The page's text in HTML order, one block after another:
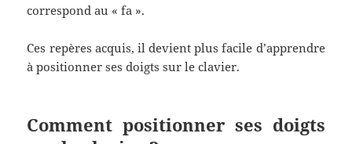
correspond au « fa ».
Ces repères acquis, il devient plus facile d’apprendre
à positionner ses doigts sur le clavier.
Comment positionner ses doigts